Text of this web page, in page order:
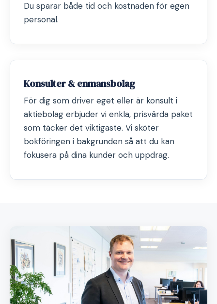
Du sparar både tid och kostnaden för egen
personal.
Konsulter & enmansbolag
För dig som driver eget eller är konsult i
aktiebolag erbjuder vi enkla, prisvärda paket
som täcker det viktigaste. Vi sköter
bokföringen i bakgrunden så att du kan
fokusera på dina kunder och uppdrag.